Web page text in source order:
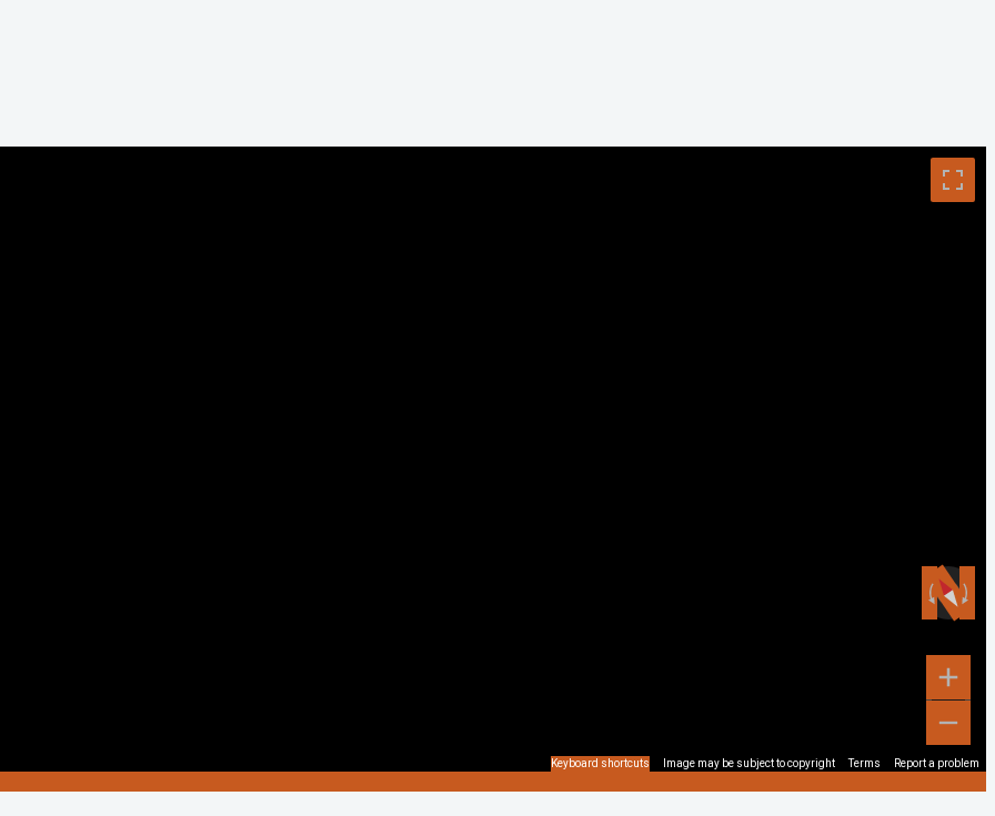
Keyboard shortcuts Image may be subject to copyright Terms Report a problem